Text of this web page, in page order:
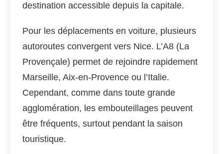
destination accessible depuis la capitale.
Pour les déplacements en voiture, plusieurs
autoroutes convergent vers Nice. L’A8 (La
Provençale) permet de rejoindre rapidement
Marseille, Aix-en-Provence ou l’Italie.
Cependant, comme dans toute grande
agglomération, les embouteillages peuvent
être fréquents, surtout pendant la saison
touristique.